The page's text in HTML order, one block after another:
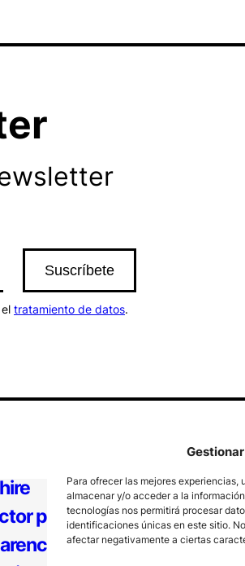
Para ofrecer las mejores
almacenar y/o acceder a la
tecnologías nos permitirá procesar
identificaciones únicas en este sitio.
afectar negativamente a ciertas
tratamiento de datos.
profile